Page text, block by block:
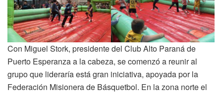
Con Miguel Stork, presidente del Club Alto Paraná de
Puerto Esperanza a la cabeza, se comenzó a reunir al
grupo que lideraría está gran iniciativa, apoyada por la
Federación Misionera de Básquetbol. En la zona norte el